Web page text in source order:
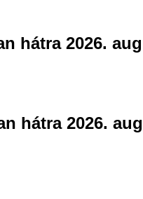
hátra 2026.
hátra 2026.